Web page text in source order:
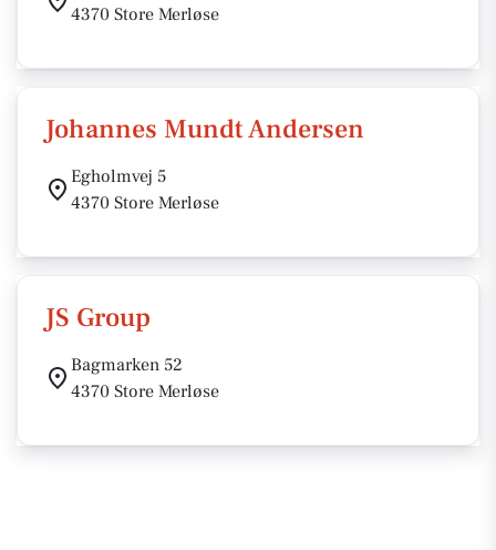
4370 Store Merløse
Johannes Mundt Andersen
Egholmvej 5
4370 Store Merløse
JS Group
Bagmarken 52
4370 Store Merløse